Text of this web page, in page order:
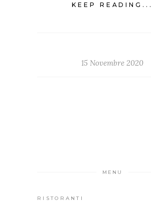
KEEP READING...
15 Novembre 2020
MENU
RISTORANTI